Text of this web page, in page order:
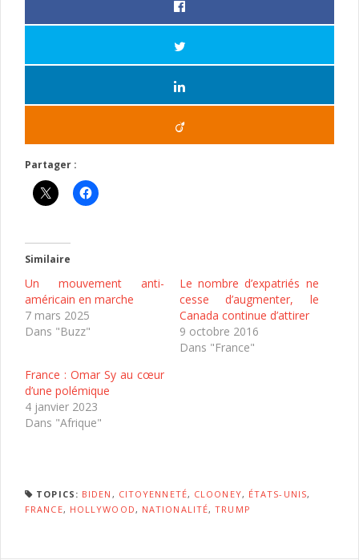
Partager :
Similaire
Un mouvement anti-
américain en marche
7 mars 2025
Dans "Buzz"
Le nombre d’expatriés ne
cesse d’augmenter, le
Canada continue d’attirer
9 octobre 2016
Dans "France"
France : Omar Sy au cœur
d’une polémique
4 janvier 2023
Dans "Afrique"
TOPICS: BIDEN , CITOYENNETÉ, CLOONEY, ÉTATS-UNIS,
FRANCE, HOLLYWOOD, NATIONALITÉ,TRUMP